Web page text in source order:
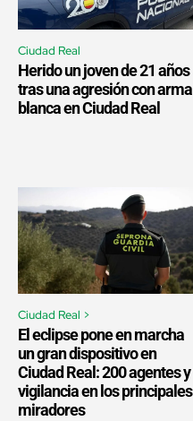
Ciudad Real
Herido un joven de 21 años
tras una agresión con arma
blanca en Ciudad Real
Ciudad Real >
El eclipse pone en marcha
un gran dispositivo en
Ciudad Real: 200 agentes y
vigilancia en los principales
miradores